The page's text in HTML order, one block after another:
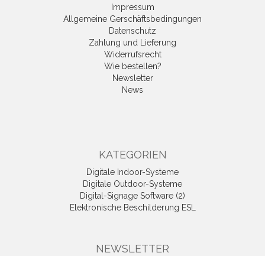
Impressum
Allgemeine Gerschäftsbedingungen
Datenschutz
Zahlung und Lieferung
Widerrufsrecht
Wie bestellen?
Newsletter
News
KATEGORIEN
Digitale Indoor-Systeme
Digitale Outdoor-Systeme
Digital-Signage Software (2)
Elektronische Beschilderung ESL
NEWSLETTER